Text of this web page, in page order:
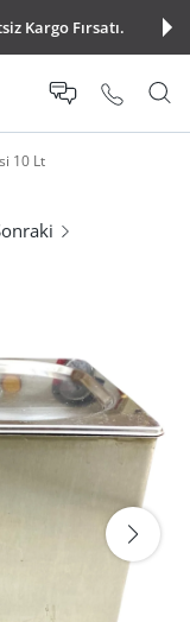
Kargo Fırsatı.
10 Lt
Sonraki